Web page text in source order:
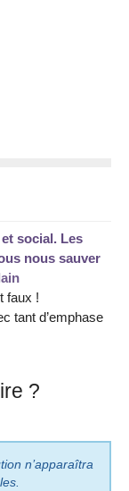
social. Les
nous sauver
faux !
tant d’emphase
?
n’apparaîtra